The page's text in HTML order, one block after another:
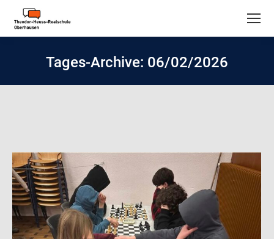
Tages-Archive: 06/02/2026